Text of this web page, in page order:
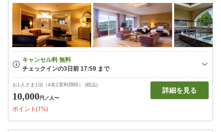
お1人さま1泊（4名1室利用時） (税込)
10,000円 ／人〜
ポイント(1%)
詳細を見る